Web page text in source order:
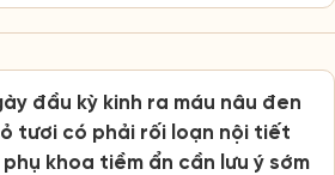
đầu kỳ kinh ra máu nâu đen
tươi có phải rối loạn nội tiết
khoa tiềm ẩn cần lưu ý sớm